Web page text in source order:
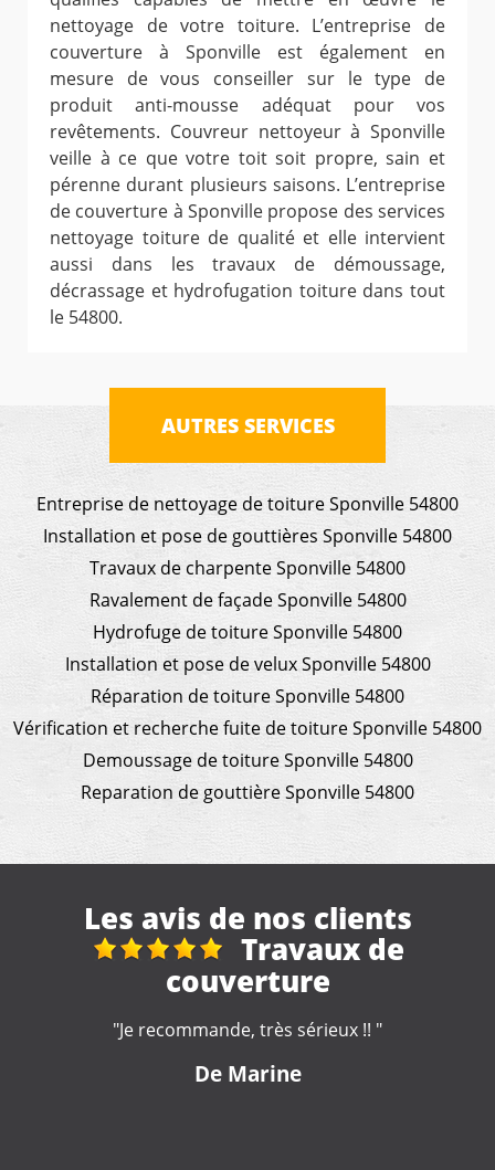
nettoyage de votre toiture. L’entreprise de
couverture à Sponville est également en
mesure de vous conseiller sur le type de
produit anti-mousse adéquat pour vos
revêtements. Couvreur nettoyeur à Sponville
veille à ce que votre toit soit propre, sain et
pérenne durant plusieurs saisons. L’entreprise
de couverture à Sponville propose des services
nettoyage toiture de qualité et elle intervient
aussi dans les travaux de démoussage,
décrassage et hydrofugation toiture dans tout
le 54800.
AUTRES SERVICES
Entreprise de nettoyage de toiture Sponville 54800
Installation et pose de gouttières Sponville 54800
Travaux de charpente Sponville 54800
Ravalement de façade Sponville 54800
Hydrofuge de toiture Sponville 54800
Installation et pose de velux Sponville 54800
Réparation de toiture Sponville 54800
Vérification et recherche fuite de toiture Sponville 54800
Demoussage de toiture Sponville 54800
Reparation de gouttière Sponville 54800
Les avis de nos clients
travaux de
démoussage
"Des conseils pertinents, un métier
Merci beaucoup"